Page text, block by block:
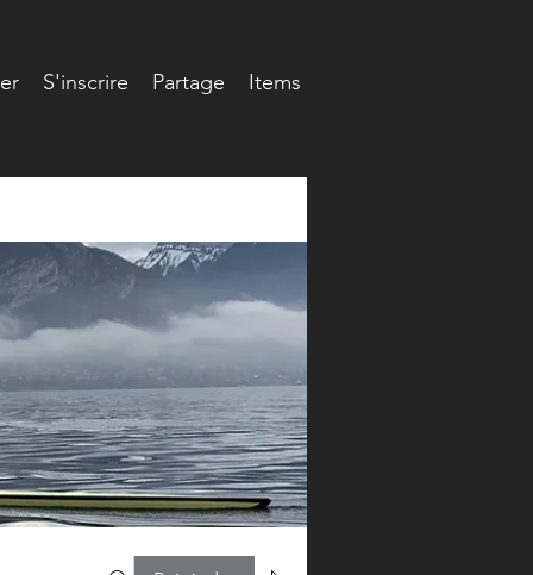
S'inscrire Partage
Items